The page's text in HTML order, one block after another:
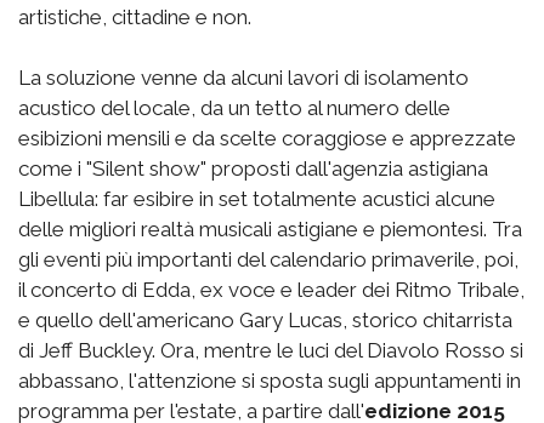
artistiche, cittadine e non.
La soluzione venne da alcuni lavori di isolamento
acustico del locale, da un tetto al numero delle
esibizioni mensili e da scelte coraggiose e apprezzate
come i "Silent show" proposti dall'agenzia astigiana
Libellula: far esibire in set totalmente acustici alcune
delle migliori realtà musicali astigiane e piemontesi. Tra
gli eventi più importanti del calendario primaverile, poi,
il concerto di Edda, ex voce e leader dei Ritmo Tribale,
e quello dell'americano Gary Lucas, storico chitarrista
di Jeff Buckley. Ora, mentre le luci del Diavolo Rosso si
abbassano, l'attenzione si sposta sugli appuntamenti in
programma per l'estate, a partire dall'edizione 2015